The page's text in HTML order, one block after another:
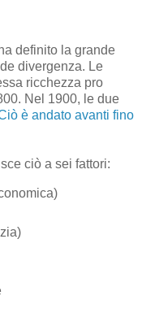
definito la grande
divergenza. Le
ricchezza pro
Nel 1900, le due
è andato avanti fino
ciò a sei fattori: